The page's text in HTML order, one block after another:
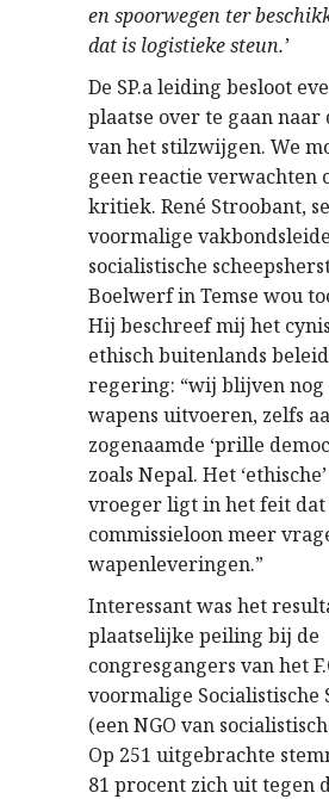
en spoorwegen ter
dat is logistieke steun.’
De SP.a leiding besloot
plaatse over te gaan
van het stilzwijgen. We
geen reactie verwachten
kritiek. René Stroobant,
voormalige
socialistische
Boelwerf in Temse wou
Hij beschreef mij het
ethisch buitenlands
regering: “wij blijven nog
wapens uitvoeren, zelfs
zogenaamde ‘prille
zoals Nepal. Het
vroeger ligt in het feit dat
commissieloon meer
wapenleveringen.”
Interessant was het
plaatselijke peiling bij de
congresgangers van het
voormalige
(een NGO van
Op 251 uitgebrachte
81 procent zich uit tegen